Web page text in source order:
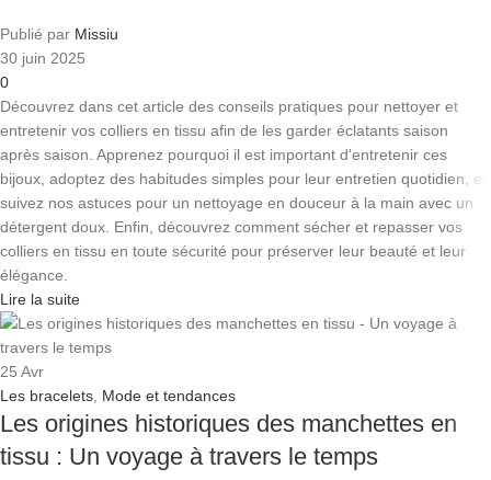
Publié par Missiu
30 juin 2025
0
Découvrez dans cet article des conseils pratiques pour nettoyer et
entretenir vos colliers en tissu afin de les garder éclatants saison
après saison. Apprenez pourquoi il est important d'entretenir ces
bijoux, adoptez des habitudes simples pour leur entretien quotidien, et
suivez nos astuces pour un nettoyage en douceur à la main avec un
détergent doux. Enfin, découvrez comment sécher et repasser vos
colliers en tissu en toute sécurité pour préserver leur beauté et leur
élégance.
Lire la suite
25 Avr
Les bracelets Mode et tendances
Les origines historiques des manchettes en
tissu : Un voyage à travers le temps